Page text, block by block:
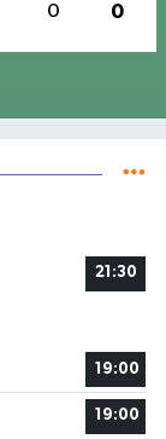
0 0
21:30
19:00
19:00